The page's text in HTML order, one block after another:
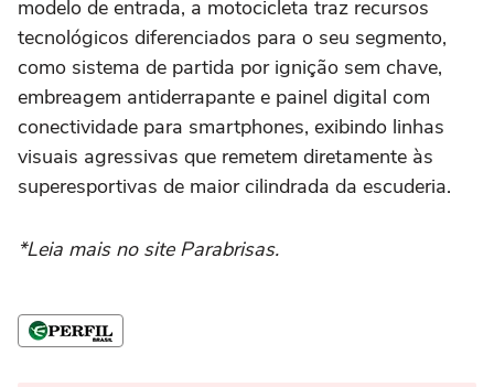
modelo de entrada, a motocicleta traz recursos
tecnológicos diferenciados para o seu segmento,
como sistema de partida por ignição sem chave,
embreagem antiderrapante e painel digital com
conectividade para smartphones, exibindo linhas
visuais agressivas que remetem diretamente às
superesportivas de maior cilindrada da escuderia.
*Leia mais no site Parabrisas.